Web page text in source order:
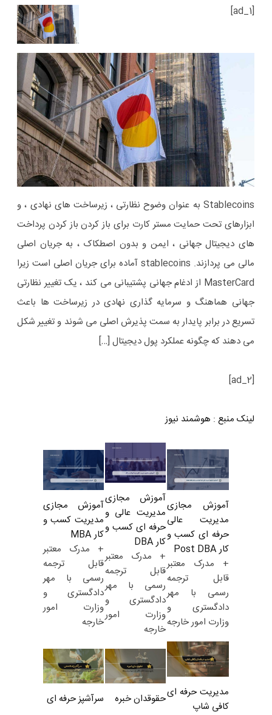
[ad_1]
Stablecoins به عنوان وضوح نظارتی ، زیرساخت های نهادی ، و
ابزارهای تحت حمایت مستر کارت برای باز کردن باز کردن پرداخت
های دیجیتال جهانی ، ایمن و بدون اصطکاک ، به جریان اصلی
مالی می پردازند. stablecoins آماده برای جریان اصلی است زیرا
MasterCard از ادغام جهانی پشتیبانی می کند ، یک تغییر نظارتی
جهانی هماهنگ و سرمایه گذاری نهادی در زیرساخت ها باعث
تسریع در برابر پایدار به سمت پذیرش اصلی می شوند و تغییر شکل
می دهند که چگونه عملکرد پول دیجیتال […]
[ad_2]
لینک منبع : هوشمند نیوز
آموزش مجازی
مدیریت عالی
حرفه ای کسب و
کار Post DBA
+ مدرک معتبر
قابل ترجمه
رسمی با مهر
دادگستری و
وزارت امور خارجه
آموزش مجازی
مدیریت عالی و
حرفه ای کسب و
کار DBA
+ مدرک معتبر
قابل ترجمه
رسمی با مهر
دادگستری و
وزارت امور
خارجه
آموزش مجازی
مدیریت کسب و
کار MBA
+ مدرک معتبر
قابل ترجمه
رسمی با مهر
دادگستری و
وزارت امور
خارجه
مدیریت حرفه ای
کافی شاپ
حقوقدان خبره سرآشپز حرفه ای